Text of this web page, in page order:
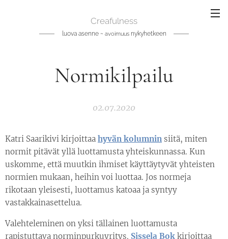
Creafulness
luova asenne ~ avoimuusnykyhetkeen
Normikilpailu
02.07.2020
Katri Saarikivi kirjoittaa hyvän kolumnin siitä, miten
normit pitävät yllä luottamusta yhteiskunnassa. Kun
uskomme, että muutkin ihmiset käyttäytyvät yhteisten
normien mukaan, heihin voi luottaa. Jos normeja
rikotaan yleisesti, luottamus katoaa ja syntyy
vastakkainasettelua.
Valehteleminen on yksi tällainen luottamusta
rapistuttava norminpurkuyritys. Sissela Bok kirjoittaa